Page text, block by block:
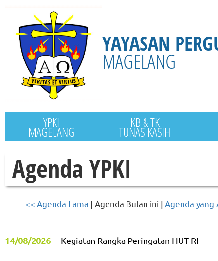
YAYASAN
MAGELANG
YPKI
MAGELANG
KB & TK
TUNAS KASIH
Agenda YPKI
<< Agenda Lama | Agenda Bulan ini | Agenda yang
14/08/2026 Kegiatan Rangka Peringatan HUT RI